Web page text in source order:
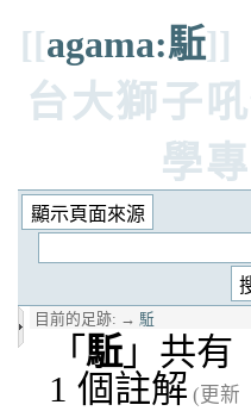
[[agama:駈]]
台大獅子
學
目前的足跡: → 駈
「 駈 」共有
1 個註解 (更新